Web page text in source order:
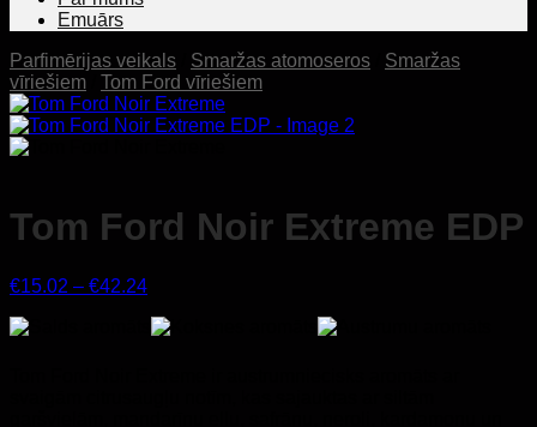
Emuārs
Parfimērijas veikals
Smaržas atomoseros
Smaržas
vīriešiem
Tom Ford vīriešiem
Tom Ford Noir Extreme EDP
€15.02 – €42.24Price
€15.02